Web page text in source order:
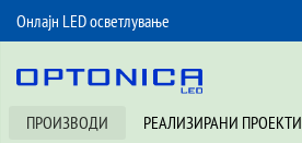
Онлајн LED осветлување
ПРОИЗВОДИ РЕАЛИЗИРАНИ ПРОЕКТИ